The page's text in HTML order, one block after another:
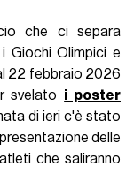
di MauroIcardi, un
con
in un doppio
City ma forse un
interessato:
curioso THEN sul
a"okay, then"che